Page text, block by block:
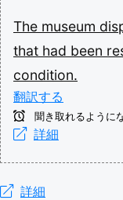
The museum
that had been
condition.
翻訳する
聞き取れるように
詳細
詳細